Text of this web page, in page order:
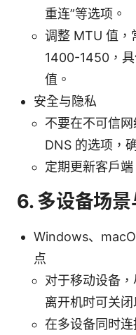
重连”等选项。
调整 MTU 值，
1400-1450，
值。
安全与隐私
不要在不可信
DNS 的选项，
定期更新客户
6. 多设备场
Windows、
点
对于移动设备
离开机时可关
在多设备同时